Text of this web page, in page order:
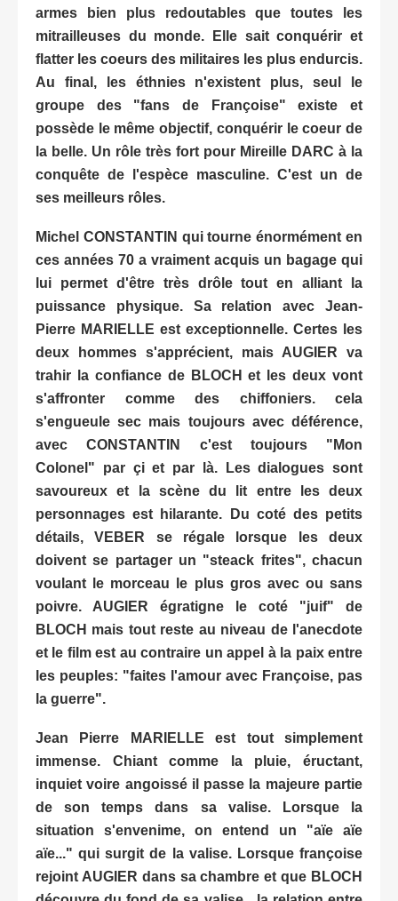
armes bien plus redoutables que toutes les
mitrailleuses du monde. Elle sait conquérir et
flatter les coeurs des militaires les plus endurcis.
Au final, les éthnies n'existent plus, seul le
groupe des "fans de Françoise" existe et
possède le même objectif, conquérir le coeur de
la belle. Un rôle très fort pour Mireille DARC à la
conquête de l'espèce masculine. C'est un de
ses meilleurs rôles.
Michel CONSTANTIN qui tourne énormément en
ces années 70 a vraiment acquis un bagage qui
lui permet d'être très drôle tout en alliant la
puissance physique. Sa relation avec Jean-
Pierre MARIELLE est exceptionnelle. Certes les
deux hommes s'apprécient, mais AUGIER va
trahir la confiance de BLOCH et les deux vont
s'affronter comme des chiffoniers. cela
s'engueule sec mais toujours avec déférence,
avec CONSTANTIN c'est toujours "Mon
Colonel" par çi et par là. Les dialogues sont
savoureux et la scène du lit entre les deux
personnages est hilarante. Du coté des petits
détails, VEBER se régale lorsque les deux
doivent se partager un "steack frites", chacun
voulant le morceau le plus gros avec ou sans
poivre. AUGIER égratigne le coté "juif" de
BLOCH mais tout reste au niveau de l'anecdote
et le film est au contraire un appel à la paix entre
les peuples: "faites l'amour avec Françoise, pas
la guerre".
Jean Pierre MARIELLE est tout simplement
immense. Chiant comme la pluie, éructant,
inquiet voire angoissé il passe la majeure partie
de son temps dans sa valise. Lorsque la
situation s'envenime, on entend un "aïe aïe
aïe..." qui surgit de la valise. Lorsque françoise
rejoint AUGIER dans sa chambre et que BLOCH